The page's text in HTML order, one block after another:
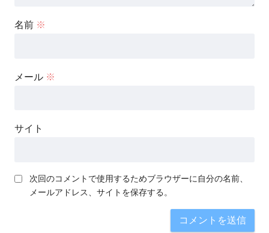
名前 ※
メール ※
サイト
次回のコメントで使用するためブラウザーに自分の名前、
メールアドレス、サイトを保存する。